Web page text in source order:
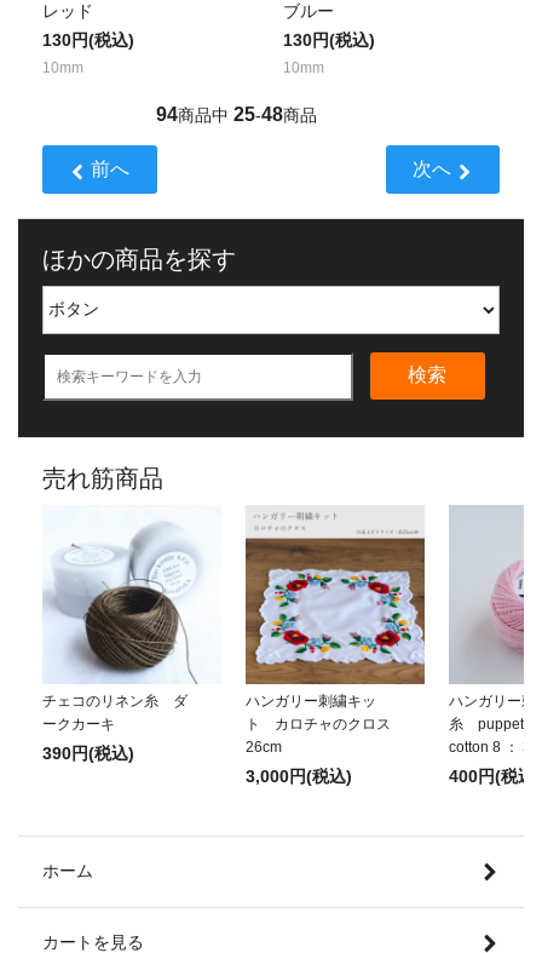
レッド
130円(税込)
10mm
ブルー
130円(税込)
10mm
94商品中25-48商品
前へ 次へ
ほかの商品を探す
検索
売れ筋商品
チェコのリネン糸 ダ
ークカーキ
390円(税込)
ハンガリー刺繍キッ
ト カロチャのクロス
26cm
3,000円(税込)
ハンガリー刺
糸 puppets
cotton 8 ：
400円(税込)
ホーム
カートを見る